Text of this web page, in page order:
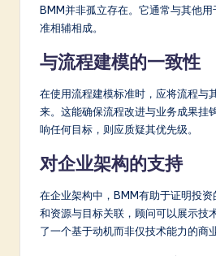
BMM并非孤立存在。它通常与其他
准相辅相成。
与流程建模的一致性
在使用流程建模标准时，应将流程与
来。这能确保流程改进与业务成果挂
响任何目标，则应质疑其优先级。
对企业架构的支持
在企业架构中，BMM有助于证明投
和资源与目标关联，顾问可以展示技
了一个基于动机而非仅技术能力的商